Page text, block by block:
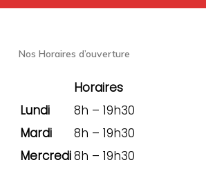
Nos Horaires d’ouverture
Horaires
Lundi
8h – 19h30
Mardi
8h – 19h30
Mercredi8h – 19h30